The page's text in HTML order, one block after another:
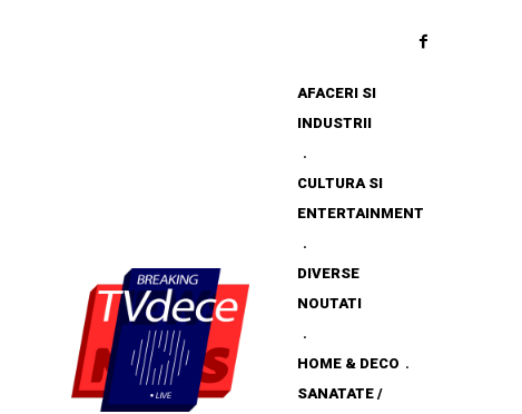
AFACERI SI
INDUSTRII
CULTURA SI
ENTERTAINMENT
DIVERSE
NOUTATI
HOME & DECO
SANATATE /